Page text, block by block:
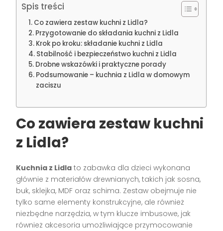
Spis treści
Co zawiera zestaw kuchni z Lidla?
Przygotowanie do składania kuchni z Lidla
Krok po kroku: składanie kuchni z Lidla
Stabilność i bezpieczeństwo kuchni z Lidla
Drobne wskazówki i praktyczne porady
Podsumowanie – kuchnia z Lidla w domowym
zaciszu
Co zawiera zestaw kuchni
z Lidla?
Kuchnia z Lidla to zabawka dla dzieci wykonana
głównie z materiałów drewnianych, takich jak sosna,
buk, sklejka, MDF oraz schima. Zestaw obejmuje nie
tylko same elementy konstrukcyjne, ale również
niezbędne narzędzia, w tym klucze imbusowe, jak
również akcesoria umożliwiające przymocowanie